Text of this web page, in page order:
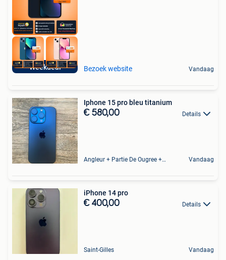
Weekdeal Bezoek website Vandaag
Iphone 15 pro bleu titanium
€ 580,00 Details
Angleur + Partie De Ougree + Partie De Tilff Et De Embourg Vandaag
iPhone 14 pro
€ 400,00 Details
Saint-Gilles Vandaag